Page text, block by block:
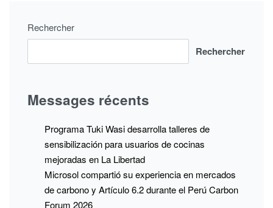
Rechercher
Rechercher
Messages récents
Programa Tuki Wasi desarrolla talleres de
sensibilización para usuarios de cocinas
mejoradas en La Libertad
Microsol compartió su experiencia en mercados
de carbono y Artículo 6.2 durante el Perú Carbon
Forum 2026